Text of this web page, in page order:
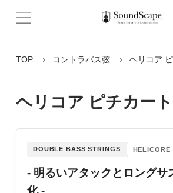
TOP コントラバス弦 ヘリコア
ヘリコア ピチカート
DOUBLE BASS STRINGS HELICORE
- 明るいアタックとロングサ
化 -